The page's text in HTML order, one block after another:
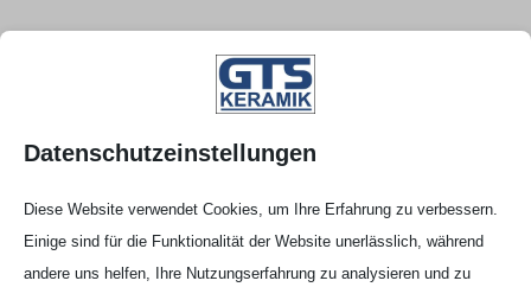
GTS Kera­mik
Made in Germany
Solar- und Batte­rie­in­
Datenschutzeinstellungen
Diese Website verwendet Cookies, um Ihre Erfahrung zu verbessern.
Einige sind für die Funktionalität der Website unerlässlich, während
andere uns helfen, Ihre Nutzungserfahrung zu analysieren und zu